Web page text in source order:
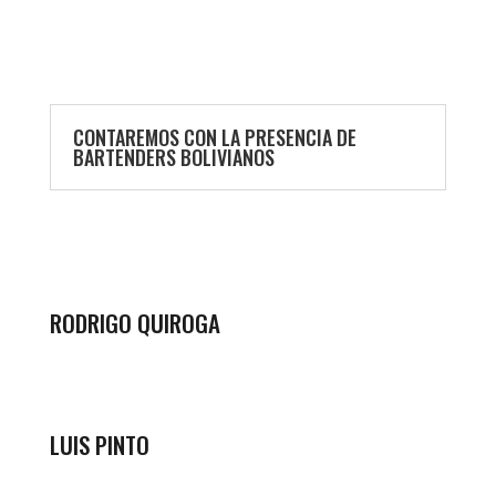
CONTAREMOS CON LA PRESENCIA DE
BARTENDERS BOLIVIANOS
RODRIGO QUIROGA
LUIS PINTO